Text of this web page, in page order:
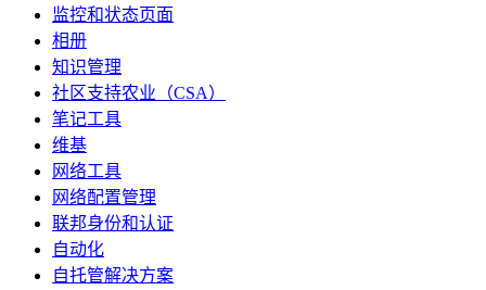
监控和状态页面
相册
知识管理
社区支持农业（CSA）
笔记工具
维基
网络工具
网络配置管理
联邦身份和认证
自动化
自托管解决方案